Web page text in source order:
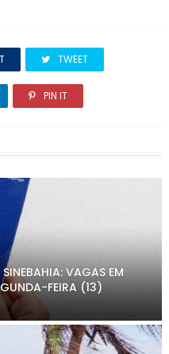
TWEET
PIN IT
VAGAS EM
FEIRA (13)